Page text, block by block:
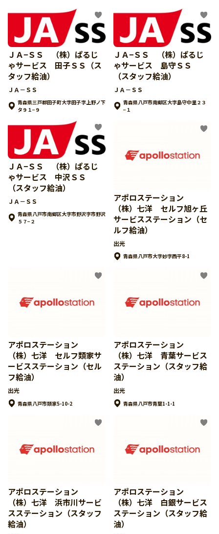
ＪＡ−ＳＳ （株）ぱるじ
ゃサービス 田子ＳＳ（ス
タッフ給油）
ＪＡ－ＳＳ
青森県三戸郡田子町大字田子字上野ノ下
タ９１−９
ＪＡ−ＳＳ （株）ぱるじ
ゃサービス 島守ＳＳ
（スタッフ給油）
ＪＡ－ＳＳ
青森県八戸市南郷区大字島守中里２３
−１
ＪＡ−ＳＳ （株）ぱるじ
ゃサービス 中沢ＳＳ
（スタッフ給油）
ＪＡ－ＳＳ
青森県八戸市南郷区大字市野沢字市野沢
５７−２
アポロステーション
（株）七洋 セルフ旭ヶ丘
サービスステーション（セ
ルフ給油）
出光
青森県八戸市大字妙字西平8-1
アポロステーション
（株）七洋 セルフ類家サ
ービスステーション（セル
フ給油）
出光
青森県八戸市類家5-10-2
アポロステーション
（株）七洋 青葉サービス
ステーション（スタッフ給
油）
出光
青森県八戸市青葉1-1-1
アポロステーション
（株）七洋 浜市川サービ
スステーション（スタッフ
給油）
アポロステーション
（株）七洋 白銀サービス
ステーション（スタッフ給
油）